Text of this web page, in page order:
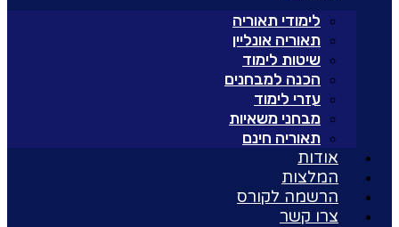
לימודי תאוריה
תאוריה אונליין
שיטות לימוד
הכנה למבחנים
עזרי לימוד
מבחני משאיות
תאוריה חינם
אודות
המלצות
הרשמה לקורס
צרו קשר